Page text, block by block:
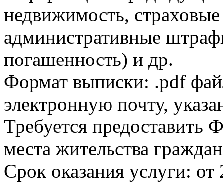
недвижимость,
административные
погашенность) и др.
Формат выписки: .pdf
электронную почту,
Требуется
места жительства
Срок оказания услуги: от